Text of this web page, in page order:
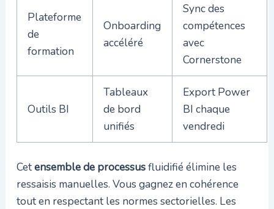
Plateforme
de
formation
Onboarding
accéléré
Sync des
compétences
avec
Cornerstone
Outils BI
Tableaux
de bord
unifiés
Export Power
BI chaque
vendredi
Cetensemble de processusfluidifié élimine les
ressaisis manuelles. Vous gagnez en cohérence
tout en respectant les normes sectorielles. Les